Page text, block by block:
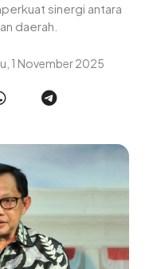
sinergi antara
daerah.
1 November 2025